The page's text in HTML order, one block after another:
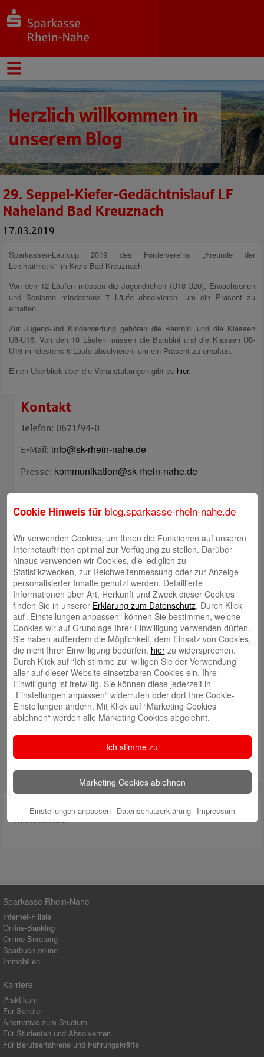
Herzlich willkommen in
unserem Blog
29. Seppel-Kiefer-Gedächtnislauf LF
Naheland Bad Kreuznach
17.03.2019
Sparkassen-Laufcup 2019 des Fördervereins „Freunde der
Leichtathletik“ im Kreis Bad Kreuznach
Von den 12 Läufen müssen die Jugendlichen (U18-U20), Erwachsenen
und Senioren mindestens 7 Läufe absolvieren, um ein Präsent zu
erhalten.
Zur Jugend-und Kinderwertung gehören die Bambini und die Klassen
U8-U16. Von den 10 Läufen müssen die Bambini und die Klassen U8-
U16 mindestens 6 Läufe absolvieren, um ein Präsent zu erhalten.
Einen Überblick über die Veranstaltungen gibt es hier.
Kontakt
Telefon: 0671/94-0
E-Mail: info@sk-rhein-nahe.de
Presse: kommunikation@sk-rhein-nahe.de
X
YouTube
Xing
Instagram
Neueste Beiträge
Über 600 Kunstwerke für den Bad Kreuznacher
Jahrmarkt
Sparkasse Rhein-Nahe spendet 250 „Bücher“-
Taschen an die Stadtbibliothek
SWR4 Vereint: Der Boule Club Rheingrafenstein
Kommentare
Sparkasse Rhein-Nahe
Internet-Filiale
Online-Banking
Online-Beratung
Sparbuch online
Immobilien
Karriere
Praktikum
Für Schüler
Alternative zum Studium
Für Studenten und Absolventen
Für Berufserfahrene und Führungskräfte
Cookie Hinweis für blog.sparkasse-rhein-nahe.de
Wir verwenden Cookies, um Ihnen die Funktionen auf unseren
Internetauftritten optimal zur Verfügung zu stellen. Darüber
hinaus verwenden wir Cookies, die lediglich zu
Statistikzwecken, zur Reichweitenmessung oder zur Anzeige
personalisierter Inhalte genutzt werden. Detaillierte
Informationen über Art, Herkunft und Zweck dieser Cookies
finden Sie in unserer Erklärung zum Datenschutz. Durch Klick
auf „Einstellungen anpassen“ können Sie bestimmen, welche
Cookies wir auf Grundlage Ihrer Einwilligung verwenden dürfen.
Sie haben außerdem die Möglichkeit, dem Einsatz von Cookies,
die nicht Ihrer Einwilligung bedürfen, hierzu widersprechen.
Durch Klick auf “Ich stimme zu“ willigen Sie der Verwendung
aller auf dieser Website einsetzbaren Cookies ein. Ihre
Einwilligung ist freiwillig. Sie können diese jederzeit in
„Einstellungen anpassen“ widerrufen oder dort Ihre Cookie-
Einstellungen ändern. Mit Klick auf “Marketing Cookies
ablehnen“ werden alle Marketing Cookies abgelehnt.
Ich stimme zu
Marketing Cookies ablehnen
Einstellungen anpassen Datenschutzerklärung Impressum